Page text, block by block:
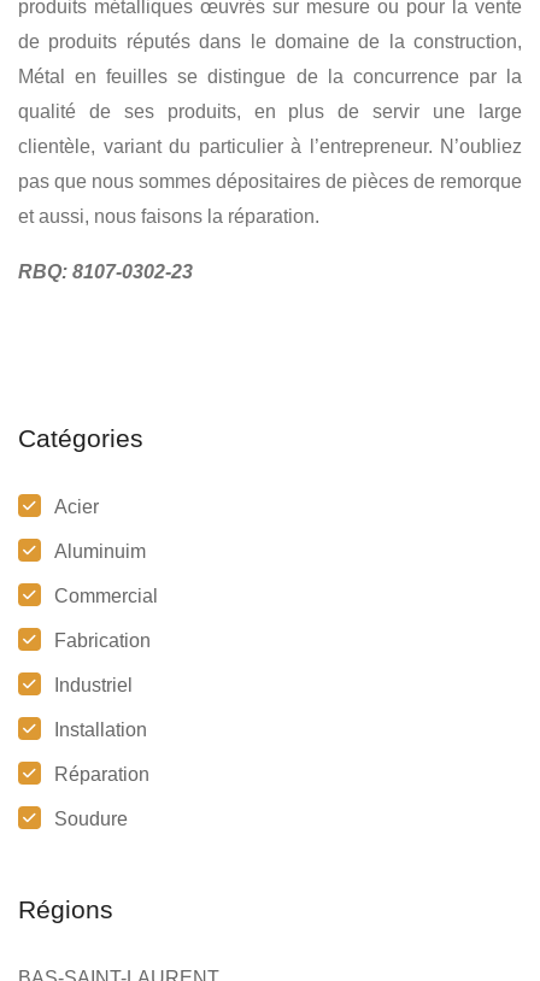
produits métalliques œuvrés sur mesure ou pour la vente
de produits réputés dans le domaine de la construction,
Métal en feuilles se distingue de la concurrence par la
qualité de ses produits, en plus de servir une large
clientèle, variant du particulier à l’entrepreneur. N’oubliez
pas que nous sommes dépositaires de pièces de remorque
et aussi, nous faisons la réparation.
RBQ: 8107-0302-23
Catégories
Acier
Aluminuim
Commercial
Fabrication
Industriel
Installation
Réparation
Soudure
Régions